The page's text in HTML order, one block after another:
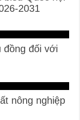
2031
đồng đối với
nông nghiệp